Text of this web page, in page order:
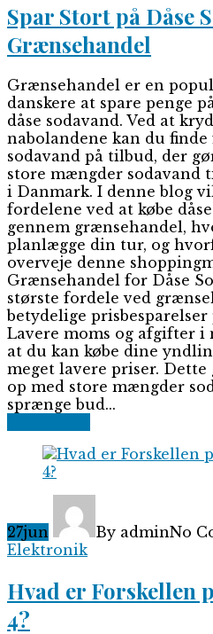
Spar Stort på Dåse
Grænsehandel
Grænsehandel er en
danskere at spare penge
dåse sodavand. Ved at
nabolandene kan du finde
sodavand på tilbud, der
store mængder sodavand
i Danmark. I denne blog
fordelene ved at købe
gennem grænsehandel,
planlægge din tur, og
overveje denne
Grænsehandel for Dåse
største fordele ved
betydelige prisbesparelser
Lavere moms og afgifter i
at du kan købe dine
meget lavere priser.
op med store mængder
sprænge bud...
27jun By adminNo
Elektronik
Hvad er Forskellen
4?